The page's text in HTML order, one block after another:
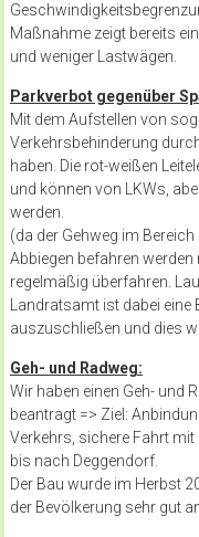
Maßnahme zeigt bereits
und weniger Lastwägen.
Parkverbot gegenüber
Mit dem Aufstellen von
Verkehrsbehinderung
haben. Die rot-weißen
und können von LKWs,
werden.
(da der Gehweg im
Abbiegen befahren
regelmäßig überfahren.
Landratsamt ist dabei eine
auszuschließen und dies
Geh- und Radweg:
Wir haben einen Geh- und
beantragt => Ziel:
Verkehrs, sichere Fahrt
bis nach Deggendorf.
Der Bau wurde im Herbst
der Bevölkerung sehr gut